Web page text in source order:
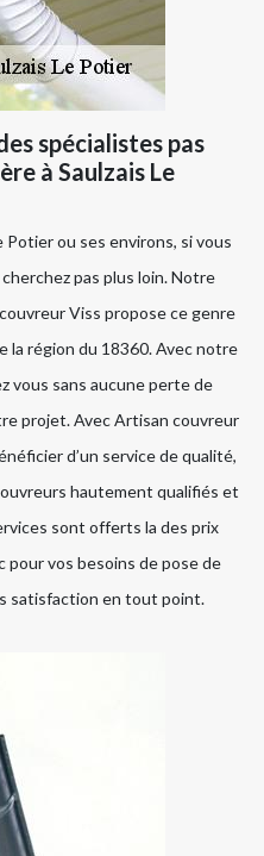
spécialistes pas
à Saulzais Le
Potier ou ses environs, si vous
pas plus loin. Notre
Viss propose ce genre
région du 18360. Avec notre
vous sans aucune perte de
projet. Avec Artisan couvreur
d’un service de qualité,
hautement qualifiés et
sont offerts la des prix
vos besoins de pose de
satisfaction en tout point.